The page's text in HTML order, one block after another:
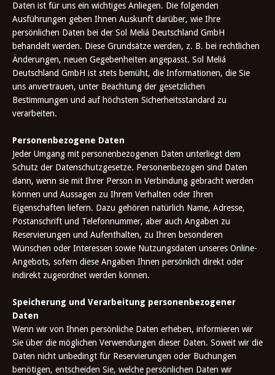
Daten ist für uns ein wichtiges Anliegen. Die folgenden
Ausführungen geben Ihnen Auskunft darüber, wie Ihre
persönlichen Daten bei der Sol Meliá Deutschland GmbH
behandelt werden. Diese Grundsätze werden, z. B. bei rechtlichen
Änderungen, neuen Gegebenheiten angepasst. Sol Meliá
Deutschland GmbH ist stets bemüht, die Informationen, die Sie
uns anvertrauen, unter Beachtung der gesetzlichen
Bestimmungen und auf höchstem Sicherheitsstandard zu
verarbeiten.
Personenbezogene Daten
Jeder Umgang mit personenbezogenen Daten unterliegt dem
Schutz der Datenschutzgesetze. Personenbezogen sind Daten
dann, wenn sie mit Ihrer Person in Verbindung gebracht werden
können und Aussagen zu Ihrem Verhalten oder Ihren
Eigenschaften liefern. Dazu gehören natürlich Name, Adresse,
Postanschrift und Telefonnummer, aber auch Angaben zu
Reservierungen und Aufenthalten, zu Ihren besonderen
Wünschen oder Interessen sowie Nutzungsdaten unseres Online-
Angebots, sofern diese Angaben Ihnen persönlich direkt oder
indirekt zugeordnet werden können.
Speicherung und Verarbeitung personenbezogener
Daten
Wenn wir von Ihnen persönliche Daten erheben, informieren wir
Sie über die möglichen Verwendungen dieser Daten. Soweit wir die
Daten nicht unbedingt für Reservierungen oder Buchungen
benötigen, entscheiden Sie, welche persönlichen Daten wir